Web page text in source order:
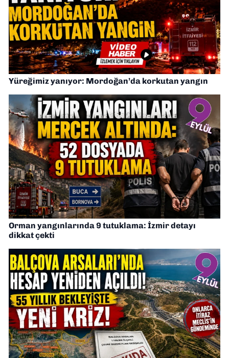
Yüreğimiz yanıyor: Mordoğan’da korkutan yangın
Orman yangınlarında 9 tutuklama: İzmir detayı
dikkat çekti